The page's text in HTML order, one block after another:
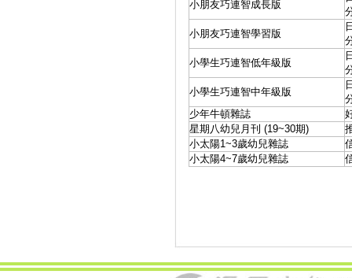
小朋友巧連智成長版
小朋友巧連智學習版
小學生巧連智低年級版
小學生巧連智中年級版
少年牛頓雜誌
星期八幼兒月刊 (19~30期)
小太陽1~3歲幼兒雜誌
小太陽4~7歲幼兒雜誌